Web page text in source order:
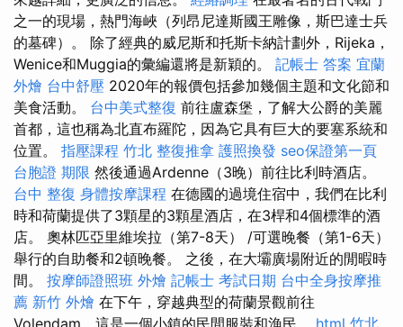
之一的現場，熱門海峽（列昂尼達斯國王雕像，斯巴達士兵
的墓碑）。 除了經典的威尼斯和托斯卡納計劃外，Rijeka，
Wenice和Muggia的彙編還將是新穎的。 記帳士 答案 宜蘭
外燴 台中舒壓 2020年的報價包括參加幾個主題和文化節和
美食活動。 台中美式整復 前往盧森堡，了解大公爵的美麗
首都，這也稱為北直布羅陀，因為它具有巨大的要塞系統和
位置。 指壓課程 竹北 整復推拿 護照換發 seo保證第一頁
台胞證 期限 然後通過Ardenne（3晚）前往比利時酒店。
台中 整復 身體按摩課程 在德國的過境住宿中，我們在比利
時和荷蘭提供了3顆星的3顆星酒店，在3桿和4個標準的酒
店。 奧林匹亞里維埃拉（第7-8天） /可選晚餐（第1-6天）
舉行的自助餐和2頓晚餐。 之後，在大壩廣場附近的閒暇時
間。 按摩師證照班 外燴 記帳士 考試日期 台中全身按摩推
薦 新竹 外燴 在下午，穿越典型的荷蘭景觀前往
Volendam，這是一個小鎮的民間服裝和漁民。 html 竹北